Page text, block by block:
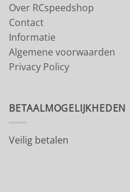
Over RCspeedshop
Contact
Informatie
Algemene voorwaarden
Privacy Policy
BETAALMOGELIJKHEDEN
Veilig betalen